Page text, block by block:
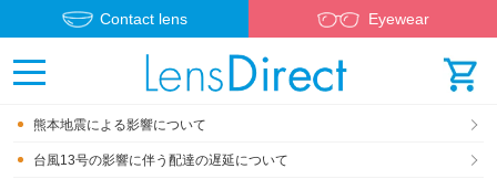
Contact lens Eyewear
熊本地震による影響について
台風13号の影響に伴う配達の遅延について